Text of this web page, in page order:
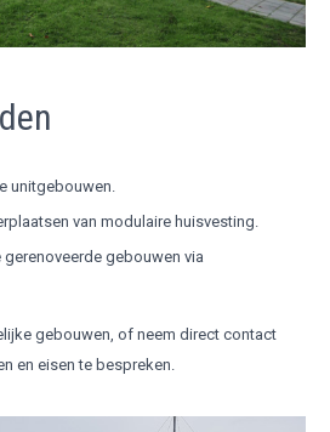
unitgebouwen.
van modulaire huisvesting.
gebouwen via
gebouwen, of neem direct contact
en eisen te bespreken.